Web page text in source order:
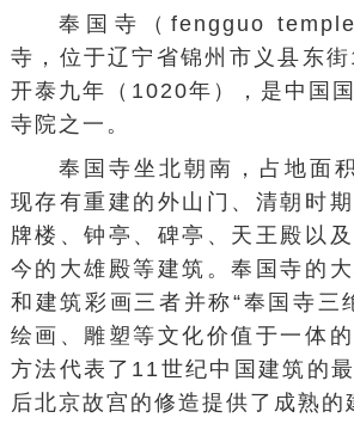
奉国寺（fengguo
寺，位于辽宁省锦州市 义县 东
开泰九年（1020年），是中国
寺院之一。
奉国寺坐北朝南，占地面
现存有重建的外山门、清朝时期
牌楼、钟亭、碑亭、天王殿以
今的大雄殿等建筑。奉国寺的
和建筑彩画三者并称“奉国寺三
绘画、雕塑等文化价值于一体
方法代表了11世纪中国建筑的
后北京故宫的修造提供了成熟的